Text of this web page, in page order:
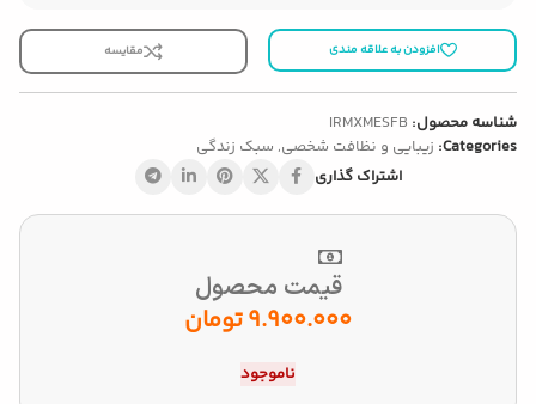
افزودن به علاقه مندی مقایسه
شناسه محصول: IRMXMESFB
Categories: زیبایی و نظافت شخصی, سبک زندگی
اشتراک گذاری
قیمت محصول
9.900.000تومان
ناموجود